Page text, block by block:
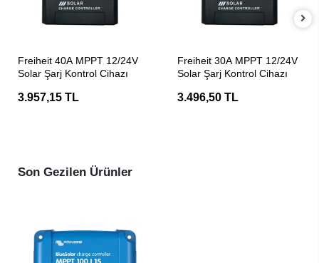
Freiheit 40A MPPT 12/24V
Solar Şarj Kontrol Cihazı
3.957,15 TL
Freiheit 30A MPPT 12/24V
Solar Şarj Kontrol Cihazı
3.496,50 TL
Son Gezilen Ürünler